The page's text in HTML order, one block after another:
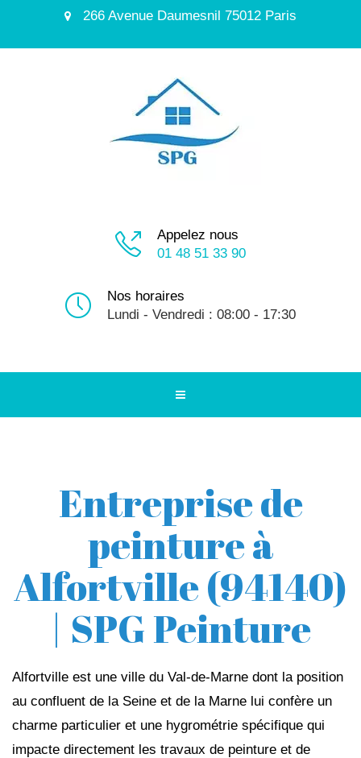
266 Avenue Daumesnil 75012 Paris
Appelez nous
01 48 51 33 90
Nos horaires
Lundi - Vendredi : 08:00 - 17:30
Entreprise de
peinture à
Alfortville (94140)
| SPG Peinture
Alfortville est une ville du Val-de-Marne dont la position
au confluent de la Seine et de la Marne lui confère un
charme particulier et une hygrométrie spécifique qui
impacte directement les travaux de peinture et de